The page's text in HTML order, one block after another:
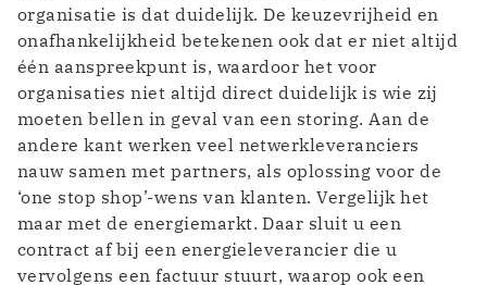
organisatie is dat duidelijk. De keuzevrijheid en
onafhankelijkheid betekenen ook dat er niet altijd
één aanspreekpunt is, waardoor het voor
organisaties niet altijd direct duidelijk is wie zij
moeten bellen in geval van een storing. Aan de
andere kant werken veel netwerkleveranciers
nauw samen met partners, als oplossing voor de
‘one stop shop’-wens van klanten. Vergelijk het
maar met de energiemarkt. Daar sluit u een
contract af bij een energieleverancier die u
vervolgens een factuur stuurt, waarop ook een